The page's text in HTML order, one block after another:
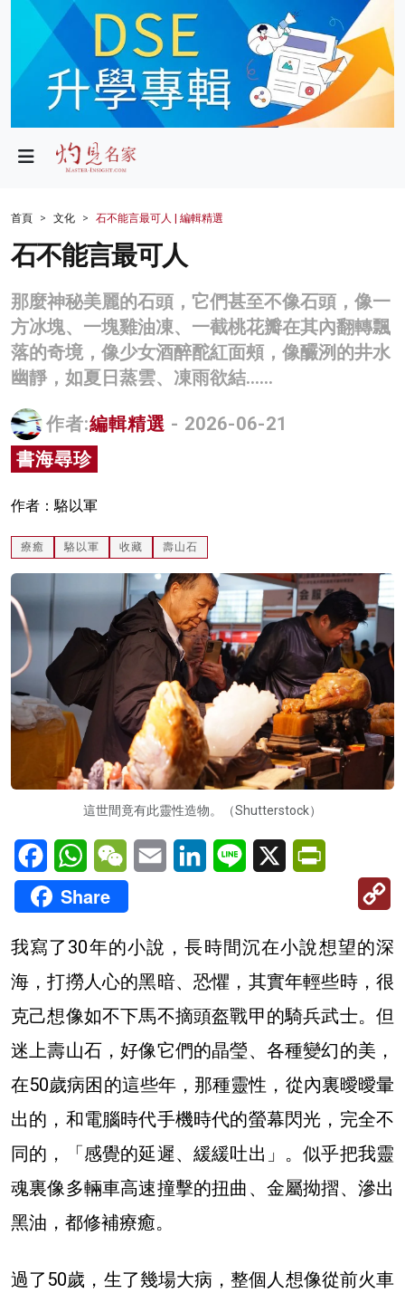
政局
財經
生活
商業
科技
名家榜
灼見活動
關於我們
首頁 文化 石不能言最可人 | 編輯精選
石不能言最可人
那麼神秘美麗的石頭，它們甚至不像石頭，像一
方冰塊、一塊雞油凍、一截桃花瓣在其內翻轉飄
落的奇境，像少女酒醉酡紅面頰，像釅洌的井水
幽靜，如夏日蒸雲、凍雨欲結……
作者:編輯精選 - 2026-06-21
書海尋珍
作者：駱以軍
療癒 駱以軍 收藏 壽山石
這世間竟有此靈性造物。（Shutterstock）
FacebookWhatsAppWeChatEmail LinkedInLine X
Share
我寫了30年的小說，長時間沉在小說想望的深
海，打撈人心的黑暗、恐懼，其實年輕些時，很
克己想像如不下馬不摘頭盔戰甲的騎兵武士。但
迷上壽山石，好像它們的晶瑩、各種變幻的美，
在50歲病困的這些年，那種靈性，從內裏曖曖暈
出的，和電腦時代手機時代的螢幕閃光，完全不
同的，「感覺的延遲、緩緩吐出」。似乎把我靈
魂裏像多輛車高速撞擊的扭曲、金屬拗摺、滲出
黑油，都修補療癒。
過了50歲，生了幾場大病，整個人想像從前火車